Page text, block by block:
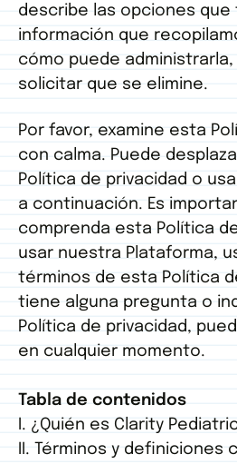
describe las opciones que
información que
cómo puede
solicitar que se elimine.
Por favor, examine esta
con calma. Puede
Política de privacidad o
a continuación. Es
comprenda esta Política
usar nuestra Plataforma,
términos de esta Política
tiene alguna pregunta o
Política de privacidad,
en cualquier momento.
Tabla de contenidos
I. ¿Quién es Clarity
II. Términos y definiciones